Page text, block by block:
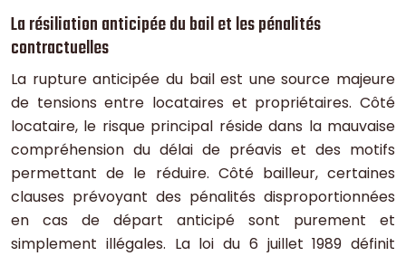
La résiliation anticipée du bail et les pénalités
contractuelles
La rupture anticipée du bail est une source majeure
de tensions entre locataires et propriétaires. Côté
locataire, le risque principal réside dans la mauvaise
compréhension du délai de préavis et des motifs
permettant de le réduire. Côté bailleur, certaines
clauses prévoyant des pénalités disproportionnées
en cas de départ anticipé sont purement et
simplement illégales. La loi du 6 juillet 1989 définit